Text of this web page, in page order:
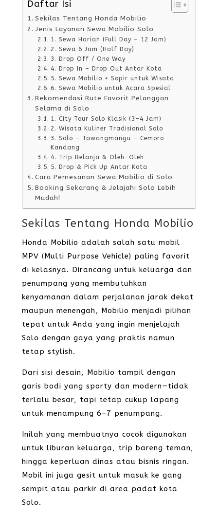
Daftar Isi
Sekilas Tentang Honda Mobilio
Jenis Layanan Sewa Mobilio Solo
1. Sewa Harian (Full Day – 12 Jam)
2. Sewa 6 Jam (Half Day)
3. Drop Off / One Way
4. Drop In – Drop Out Antar Kota
5. Sewa Mobilio + Sopir untuk Wisata
6. Sewa Mobilio untuk Acara Spesial
Rekomendasi Rute Favorit Pelanggan
Selama di Solo
1. City Tour Solo Klasik (3–4 Jam)
2. Wisata Kuliner Tradisional Solo
3. Solo – Tawangmangu – Cemoro
Kandang
4. Trip Belanja & Oleh-Oleh
5. Drop & Pick Up Antar Kota
Cara Pemesanan Sewa Mobilio di Solo
Booking Sekarang & Jelajahi Solo Lebih
Mudah!
Sekilas Tentang Honda Mobilio
Honda Mobilio adalah salah satu mobil
MPV (Multi Purpose Vehicle) paling favorit
di kelasnya. Dirancang untuk keluarga dan
penumpang yang membutuhkan
kenyamanan dalam perjalanan jarak dekat
maupun menengah, Mobilio menjadi pilihan
tepat untuk Anda yang ingin menjelajah
Solo dengan gaya yang praktis namun
tetap stylish.
Dari sisi desain, Mobilio tampil dengan
garis bodi yang sporty dan modern—tidak
terlalu besar, tapi tetap cukup lapang
untuk menampung 6–7 penumpang.
Inilah yang membuatnya cocok digunakan
untuk liburan keluarga, trip bareng teman,
hingga keperluan dinas atau bisnis ringan.
Mobil ini juga gesit untuk masuk ke gang
sempit atau parkir di area padat kota
Solo.